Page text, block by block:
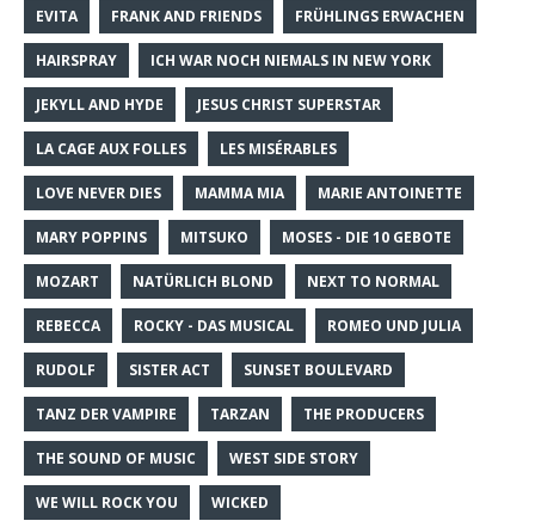
EVITA FRANK AND FRIENDS FRÜHLINGS ERWACHEN
HAIRSPRAY ICH WAR NOCH NIEMALS IN NEW YORK
JEKYLL AND HYDE JESUS CHRIST SUPERSTAR
LA CAGE AUX FOLLES LES MISÉRABLES
LOVE NEVER DIES MAMMA MIA MARIE ANTOINETTE
MARY POPPINS MITSUKO MOSES - DIE 10 GEBOTE
MOZART NATÜRLICH BLOND NEXT TO NORMAL
REBECCA ROCKY - DAS MUSICAL ROMEO UND JULIA
RUDOLF SISTER ACT SUNSET BOULEVARD
TANZ DER VAMPIRE TARZAN THE PRODUCERS
THE SOUND OF MUSIC WEST SIDE STORY
WE WILL ROCK YOU WICKED